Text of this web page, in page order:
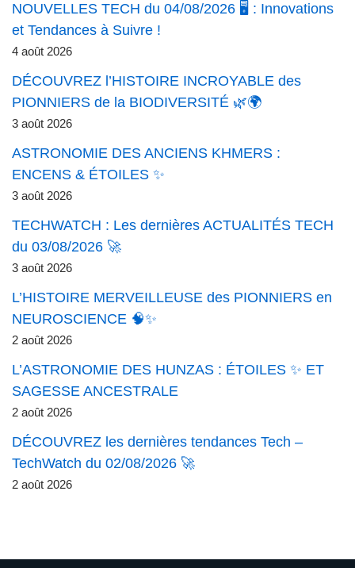
NOUVELLES TECH du 04/08/2026 🖥️ : Innovations
et Tendances à Suivre !
4 août 2026
DÉCOUVREZ l’HISTOIRE INCROYABLE des
PIONNIERS de la BIODIVERSITÉ 🌿🌍
3 août 2026
ASTRONOMIE DES ANCIENS KHMERS :
ENCENS & ÉTOILES ✨
3 août 2026
TECHWATCH : Les dernières ACTUALITÉS TECH
du 03/08/2026 🚀
3 août 2026
L’HISTOIRE MERVEILLEUSE des PIONNIERS en
NEUROSCIENCE 🧠✨
2 août 2026
L’ASTRONOMIE DES HUNZAS : ÉTOILES ✨ ET
SAGESSE ANCESTRALE
2 août 2026
DÉCOUVREZ les dernières tendances Tech –
TechWatch du 02/08/2026 🚀
2 août 2026